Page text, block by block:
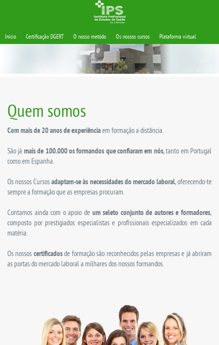
Início Certificação DGERT O nosso metódo Os nossos cursos Plataforma virtual
Quem somos
Com mais de 20 anos de experiênciaem formação a distância.
São já mais de 100.000 os formandos que confiaram em nós, tanto em Portugal
como em Espanha.
Os nossos Cursosadaptam-se às necessidades do mercado laboral, oferecendo-te
sempre a formação que as empresas procuram.
Contamos ainda com o apoio de um seleto conjunto de autores e formadores,
composto por prestigiados especialistas e profissionais especializados em cada
matéria.
Os nossos certificadosde formação são reconhecidos pelas empresas e já abriram
as portas do mercado laboral a milhares dos nossos formandos.